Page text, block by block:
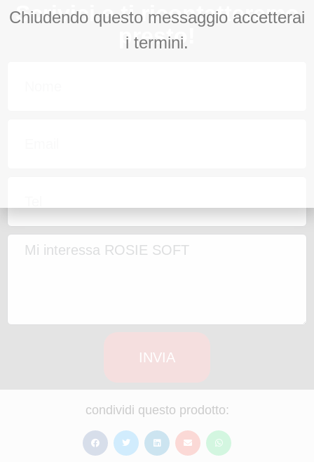
Scrivici e ti ricontatteremo
presto!
INVIA
condividi questo prodotto:
Chiudendo questo messaggio accetterai
i termini.